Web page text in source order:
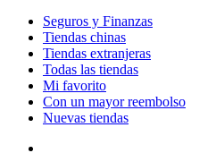
Seguros y Finanzas
Tiendas chinas
Tiendas extranjeras
Todas las tiendas
Mi favorito
Con un mayor reembolso
Nuevas tiendas